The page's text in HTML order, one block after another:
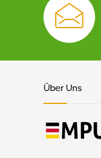
Über Uns